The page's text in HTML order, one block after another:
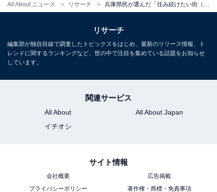
All About ニュース リサーチ 兵庫県民が選んだ「住み続けたい街（駅）」ランキング！ 2位「西神中央」、3年連続の1位は？【2025年最新】
リサーチ
編集部が独自目線で調査したトピックスをはじめ、最新のリリース情報、ト
レンドに関するランキングなど、世の中で注目を集めている話題をお知らせ
しています。
関連サービス
All About
All About Japan
イチオシ
サイト情報
会社概要
広告掲載
プライバシーポリシー
著作権・商標・免責事項